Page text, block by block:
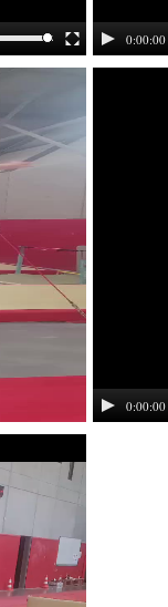
0:00:00
0:00:00